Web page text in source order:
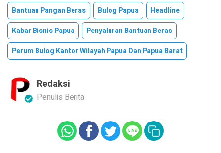
Bantuan Pangan Beras Bulog Papua
Headline
Kabar Bisnis Papua
Penyaluran Bantuan Beras
Perum Bulog Kantor Wilayah Papua Dan Papua Barat
Redaksi
Penulis Berita